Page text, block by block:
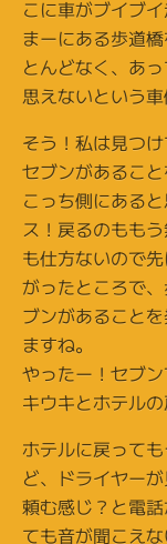
こに車がブイブ
まーにある歩道
とんどなく、あ
思えないという車
そう！私は見つ
セブンがあるこ
こっち側にある
ス！戻るのもも
も仕方ないので
がったところで
ブンがあること
ますね。
やったー！セブ
キウキとホテルの
ホテルに戻って
ど、ドライヤー
頼む感じ？と電
ても音が聞こえ